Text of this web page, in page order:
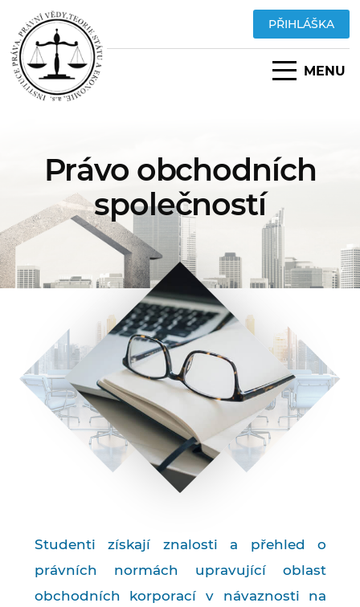
PŘIHLÁŠKA
MENU
Právo obchodních
společností
Studenti získají znalosti a přehled o
právních normách upravující oblast
obchodních korporací v návaznosti na